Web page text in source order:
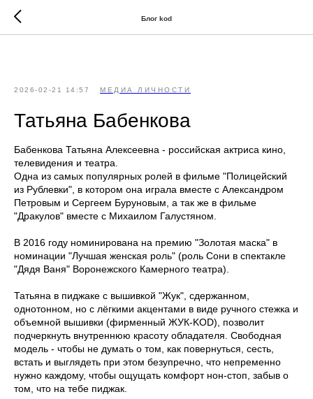
Блог kod
2026-02-21 14:57 МЕДИА ЛИЧНОСТИ
Татьяна Бабенкова
Бабенкова Татьяна Алексеевна - российская актриса кино,
телевидения и театра.
Одна из самых популярных ролей в фильме "Полицейский
из Рублевки", в котором она играла вместе с Александром
Петровым и Сергеем Буруновым, а так же в фильме
"Дракулов" вместе с Михаилом Галустяном.
В 2016 году номинирована на премию "Золотая маска" в
номинации "Лучшая женская роль" (роль Сони в спектакле
"Дядя Ваня" Воронежского Камерного театра).
Татьяна в пиджаке с вышивкой "Жук", сдержанном,
однотонном, но с лёгкими акцентами в виде ручного стежка и
объемной вышивки (фирменный ЖУК-KОD), позволит
подчеркнуть внутреннюю красоту обладателя. Свободная
модель - чтобы не думать о том, как повернуться, сесть,
встать и выглядеть при этом безупречно, что непременно
нужно каждому, чтобы ощущать комфорт нон-стоп, забыв о
том, что на тебе пиджак.